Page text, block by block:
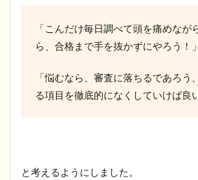
「こんだけ毎日調べて頭を痛めなが
ら、合格まで手を抜かずにやろう！」
「悩むなら、審査に落ちるであろう
る項目を徹底的になくしていけば良
と考えるようにしました。